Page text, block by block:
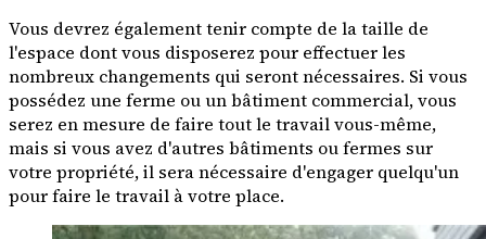
Vous devrez également tenir compte de la taille de
l'espace dont vous disposerez pour effectuer les
nombreux changements qui seront nécessaires. Si vous
possédez une ferme ou un bâtiment commercial, vous
serez en mesure de faire tout le travail vous-même,
mais si vous avez d'autres bâtiments ou fermes sur
votre propriété, il sera nécessaire d'engager quelqu'un
pour faire le travail à votre place.